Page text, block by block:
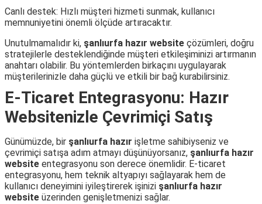
Canlı destek: Hızlı müşteri hizmeti sunmak, kullanıcı
memnuniyetini önemli ölçüde artıracaktır.
Unutulmamalıdır ki, şanlıurfa hazır website çözümleri, doğru
stratejilerle desteklendiğinde müşteri etkileşiminizi artırmanın
anahtarı olabilir. Bu yöntemlerden birkaçını uygulayarak
müşterilerinizle daha güçlü ve etkili bir bağ kurabilirsiniz.
E-Ticaret Entegrasyonu: Hazır
Websitenizle Çevrimiçi Satış
Günümüzde, bir şanlıurfa hazır işletme sahibiyseniz ve
çevrimiçi satışa adım atmayı düşünüyorsanız, şanlıurfa hazır
website entegrasyonu son derece önemlidir. E-ticaret
entegrasyonu, hem teknik altyapıyı sağlayarak hem de
kullanıcı deneyimini iyileştirerek işinizi şanlıurfa hazır
website üzerinden genişletmenizi sağlar.